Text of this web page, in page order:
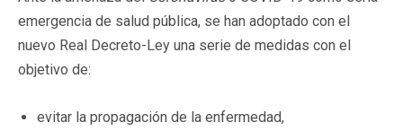
emergencia de salud pública, se han adoptado con el
nuevo Real Decreto-Ley una serie de medidas con el
objetivo de:
evitar la propagación de la enfermedad,